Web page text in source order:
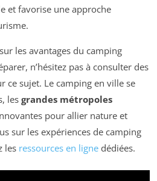
et favorise une approche
les avantages du camping
n’hésitez pas à consulter des
ce sujet. Le camping en ville se
les grandes métropoles
pour allier nature et
sur les expériences de camping
les ressources en ligne dédiées.